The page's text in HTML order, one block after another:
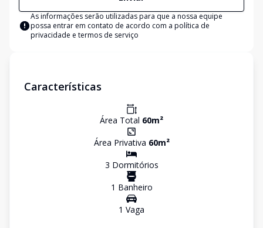
As informações serão utilizadas para que a nossa equipe
possa entrar em contato de acordo com a política de
privacidade e termos de serviço
Características
Área Total 60m²
Área Privativa 60m²
3 Dormitórios
1 Banheiro
1 Vaga